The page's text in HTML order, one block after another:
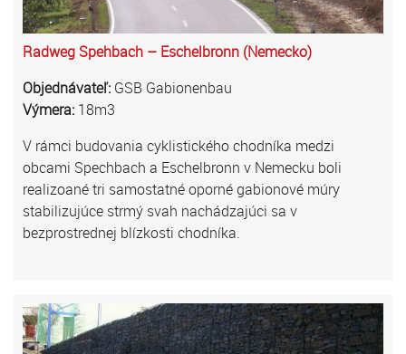
Radweg Spehbach – Eschelbronn (Nemecko)
Objednávateľ: GSB Gabionenbau
Výmera: 18m3
V rámci budovania cyklistického chodníka medzi
obcami Spechbach a Eschelbronn v Nemecku boli
realizoané tri samostatné oporné gabionové múry
stabilizujúce strmý svah nachádzajúci sa v
bezprostrednej blízkosti chodníka.